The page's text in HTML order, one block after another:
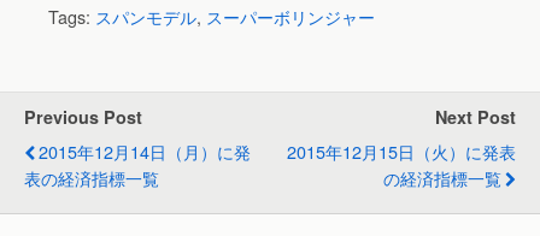
Tags: スパンモデル, スーパーボリンジャー
Previous Post
2015年12月14日（月）に発
表の経済指標一覧
Next Post
2015年12月15日（火）に発表
の経済指標一覧